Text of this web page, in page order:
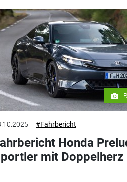
#Fahrbericht
Honda
mit Doppelherz